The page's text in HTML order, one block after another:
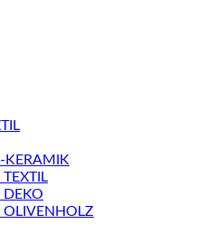
KERAMIK